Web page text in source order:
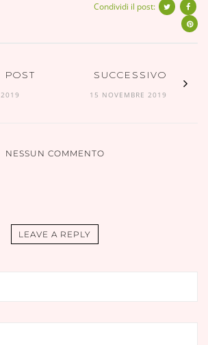
Condividi il post:
POST SUCCESSIVO
15 NOVEMBRE 2019
NESSUN COMMENTO
LEAVE A REPLY